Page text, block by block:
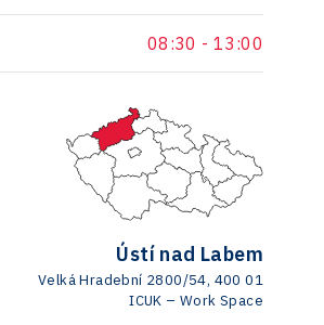
08:30 - 13:00
Ústí nad Labem
Velká Hradební 2800/54, 400 01
ICUK – Work Space